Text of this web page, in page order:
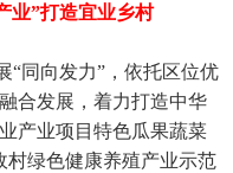
业”打造宜业乡村
同向发力”，依托区位优
合发展，着力打造中华
产业项目特色瓜果蔬菜
村绿色健康养殖产业示范